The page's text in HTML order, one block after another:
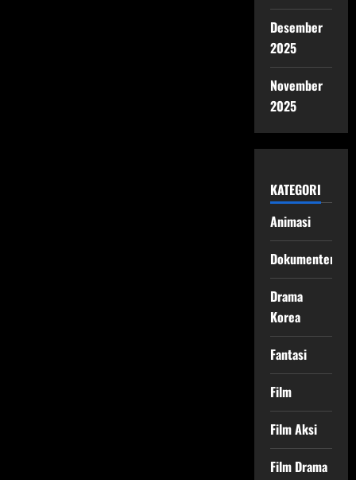
Desember
2025
November
2025
KATEGORI
Animasi
Dokumenter
Drama
Korea
Fantasi
Film
Film Aksi
Film Drama